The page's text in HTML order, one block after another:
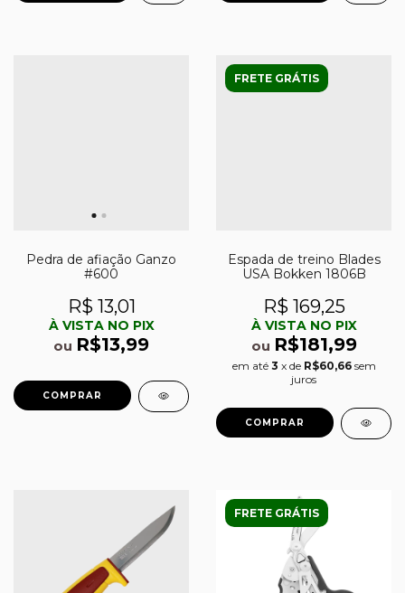
Pedra de afiação Ganzo
#600
R$ 13,01
À VISTA NO PIX
ou R$13,99
FRETE GRÁTIS
Espada de treino Blades
USA Bokken 1806B
R$ 169,25
À VISTA NO PIX
ou R$181,99
em até 3 x de R$60,66 sem
juros
FRETE GRÁTIS